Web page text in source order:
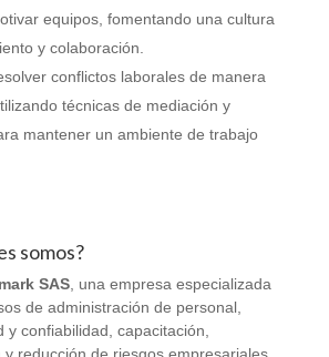
equipos, fomentando una cultura
y colaboración.
conflictos laborales de manera
técnicas de mediación y
mantener un ambiente de trabajo
somos?
SAS, una empresa especializada
de administración de personal,
y confiabilidad, capacitación,
y reducción de riesgos empresariales.